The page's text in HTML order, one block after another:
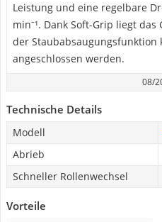
Leistung und eine regelbare
min⁻¹. Dank Soft-Grip liegt
der Staubabsaugungsfunktion
angeschlossen werden.
08/
Technische Details
Modell
Abrieb
Schneller Rollenwechsel
Vorteile